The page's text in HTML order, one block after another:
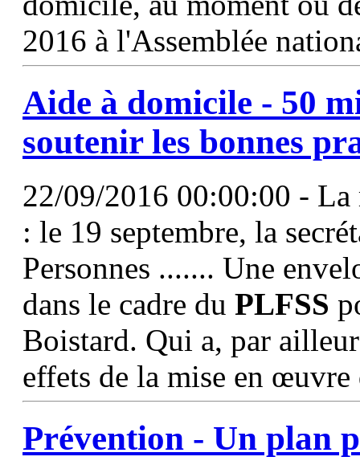
2016 à l'Assemblée
Aide à domicile - 50
soutenir les bonnes
22/09/2016 00:00:00 - La
: le 19 septembre, la
Personnes ....... Une
dans le cadre du PLFSS
Boistard. Qui a, par
effets de la mise en
Prévention - Un plan